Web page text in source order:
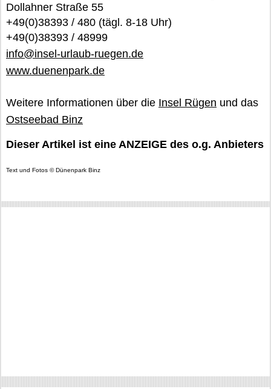
Dollahner Straße 55
+49(0)38393 / 480 (tägl. 8-18 Uhr)
+49(0)38393 / 48999
info@insel-urlaub-ruegen.de
www.duenenpark.de
Weitere Informationen über die Insel Rügen und das
Ostseebad Binz
Dieser Artikel ist eine ANZEIGE des o.g. Anbieters
Text und Fotos © Dünenpark Binz